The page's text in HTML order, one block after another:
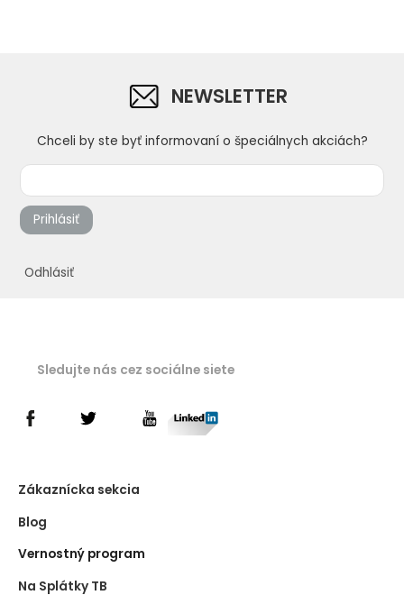
NEWSLETTER
Chceli by ste byť informovaní o špeciálnych akciách?
Prihlásiť
Odhlásiť
Sledujte nás cez sociálne siete
Zákaznícka sekcia
Blog
Vernostný program
Na Splátky TB